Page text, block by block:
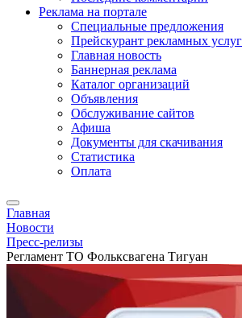
Реклама на портале
Специальные предложения
Прейскурант рекламных услуг
Главная новость
Баннерная реклама
Каталог организаций
Объявления
Обслуживание сайтов
Афиша
Документы для скачивания
Статистика
Оплата
Главная
Новости
Пресс-релизы
Регламент ТО Фольксвагена Тигуан